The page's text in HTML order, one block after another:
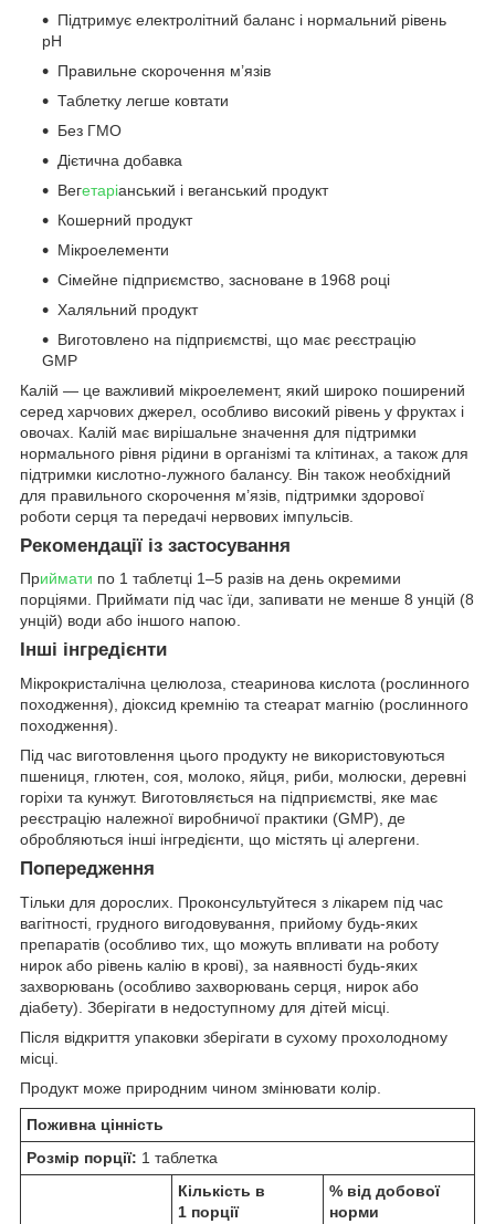
Підтримує електролітний баланс і нормальний рівень
pH
Правильне скорочення м’язів
Таблетку легше ковтати
Без ГМО
Дієтична добавка
Вегетаріанський і веганський продукт
Кошерний продукт
Мікроелементи
Сімейне підприємство, засноване в 1968 році
Халяльний продукт
Виготовлено на підприємстві, що має реєстрацію
GMP
Калій — це важливий мікроелемент, який широко поширений
серед харчових джерел, особливо високий рівень у фруктах і
овочах. Калій має вирішальне значення для підтримки
нормального рівня рідини в організмі та клітинах, а також для
підтримки кислотно-лужного балансу. Він також необхідний
для правильного скорочення м’язів, підтримки здорової
роботи серця та передачі нервових імпульсів.
Рекомендації із застосування
Приймати по 1 таблетці 1–5 разів на день окремими
порціями. Приймати під час їди, запивати не менше 8 унцій (8
унцій) води або іншого напою.
Інші інгредієнти
Мікрокристалічна целюлоза, стеаринова кислота (рослинного
походження), діоксид кремнію та стеарат магнію (рослинного
походження).
Під час виготовлення цього продукту не використовуються
пшениця, глютен, соя, молоко, яйця, риби, молюски, деревні
горіхи та кунжут. Виготовляється на підприємстві, яке має
реєстрацію належної виробничої практики (GMP), де
обробляються інші інгредієнти, що містять ці алергени.
Попередження
Тільки для дорослих. Проконсультуйтеся з лікарем під час
вагітності, грудного вигодовування, прийому будь-яких
препаратів (особливо тих, що можуть впливати на роботу
нирок або рівень калію в крові), за наявності будь-яких
захворювань (особливо захворювань серця, нирок або
діабету). Зберігати в недоступному для дітей місці.
Після відкриття упаковки зберігати в сухому прохолодному
місці.
Продукт може природним чином змінювати колір.
Поживна цінність
Розмір порції: 1 таблетка
Кількість в
1 порції
% від добової
норми